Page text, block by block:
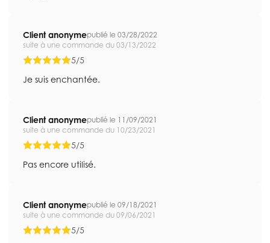
Client anonymepublié le 03/28/2022
suite à une commande du 03/13/2022
5/5
Je suis enchantée.
Client anonymepublié le 11/09/2021
suite à une commande du 10/23/2021
5/5
Pas encore utilisé.
Client anonymepublié le 09/18/2021
suite à une commande du 09/06/2021
5/5